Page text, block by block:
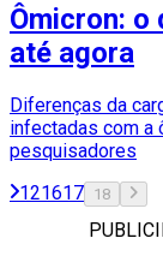
Ômicron: o
até agora
Diferenças da
infectadas com a
pesquisadores
121617 18